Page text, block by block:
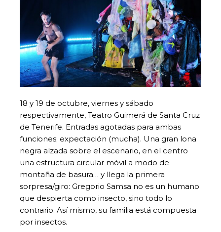
18 y 19 de octubre, viernes y sábado
respectivamente, Teatro Guimerá de Santa Cruz
de Tenerife. Entradas agotadas para ambas
funciones; expectación (mucha). Una gran lona
negra alzada sobre el escenario, en el centro
una estructura circular móvil a modo de
montaña de basura… y llega la primera
sorpresa/giro: Gregorio Samsa no es un humano
que despierta como insecto, sino todo lo
contrario. Así mismo, su familia está compuesta
por insectos.